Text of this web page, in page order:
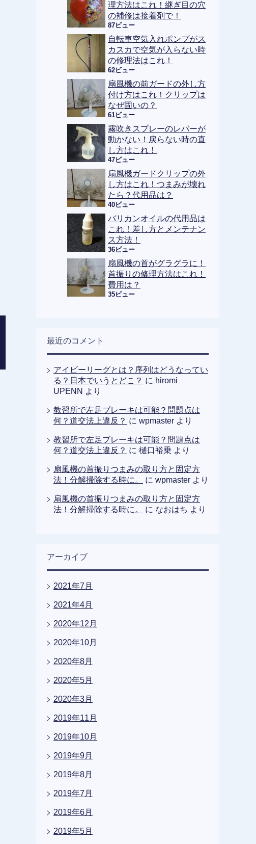
理方法はこれ！継ぎ目の穴
の補修は接着剤で！
87ビュー
自転車空気入れポンプがス
カスカで空気が入らない時
の修理法はこれ！
62ビュー
扇風機の前ガードの外し方
付け方はこれ！クリップは
なぜ固いの？
61ビュー
霧吹きスプレーのレバーが
動かない！戻らない時の直
し方はこれ！
47ビュー
扇風機ガードクリップの外
し方はこれ！つまみが壊れ
たら？代用品は？
40ビュー
バリカンオイルの代用品は
これ！差し方とメンテナン
ス方法！
36ビュー
扇風機の首がグラグラに！
首振りの修理方法はこれ！
費用は？
35ビュー
最近のコメント
アイビーリーグとは？序列はどうなってい
る？日本でいうとどこ？ に hiromi
UPENN より
教習所で左足ブレーキは可能？問題点は
何？道交法上違反？ に wpmaster より
教習所で左足ブレーキは可能？問題点は
何？道交法上違反？ に 樋口裕乗 より
扇風機の首振りつまみの取り方と固定方
法！分解掃除する時に。
に wpmaster より
扇風機の首振りつまみの取り方と固定方
法！分解掃除する時に。
に なおはち より
アーカイブ
2021年7月
2021年4月
2020年12月
2020年10月
2020年8月
2020年5月
2020年3月
2019年11月
2019年10月
2019年9月
2019年8月
2019年7月
2019年6月
2019年5月